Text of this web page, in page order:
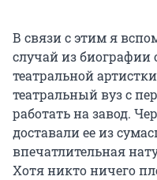
В связи с этим я
случай из биографии
театральной
театральный вуз с
работать на завод.
доставали ее из
впечатлительная
Хотя никто ничего